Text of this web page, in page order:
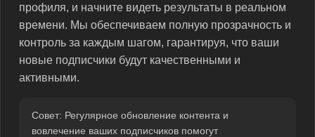
профиля, и начните видеть результаты в реальном
времени. Мы обеспечиваем полную прозрачность и
контроль за каждым шагом, гарантируя, что ваши
новые подписчики будут качественными и
активными.
Совет: Регулярное обновление контента и
вовлечение ваших подписчиков помогут